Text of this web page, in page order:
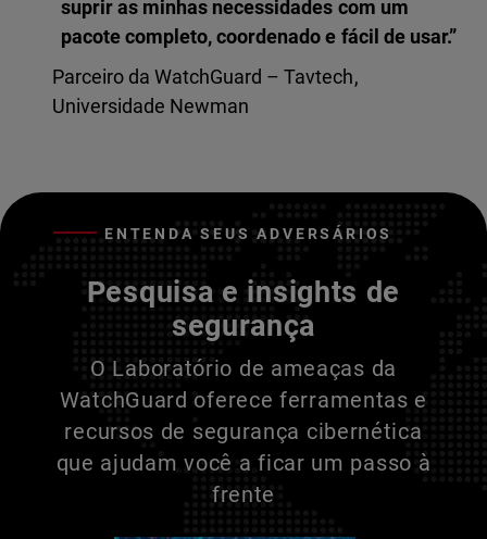
suprir as minhas necessidades com um
pacote completo, coordenado e fácil de usar.”
Parceiro da WatchGuard – Tavtech,
Universidade Newman
ENTENDA SEUS ADVERSÁRIOS
Pesquisa e insights de
segurança
O Laboratório de ameaças da
WatchGuard oferece ferramentas e
recursos de segurança cibernética
que ajudam você a ficar um passo à
frente